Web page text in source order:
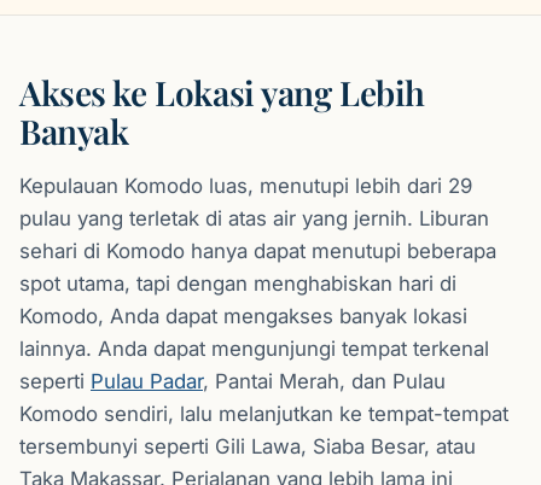
Akses ke Lokasi yang Lebih
Banyak
Kepulauan Komodo luas, menutupi lebih dari 29
pulau yang terletak di atas air yang jernih. Liburan
sehari di Komodo hanya dapat menutupi beberapa
spot utama, tapi dengan menghabiskan hari di
Komodo, Anda dapat mengakses banyak lokasi
lainnya. Anda dapat mengunjungi tempat terkenal
seperti Pulau Padar, Pantai Merah, dan Pulau
Komodo sendiri, lalu melanjutkan ke tempat-tempat
tersembunyi seperti Gili Lawa, Siaba Besar, atau
Taka Makassar. Perjalanan yang lebih lama ini